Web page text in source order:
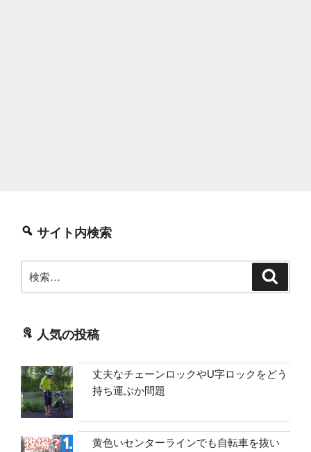
サイト内検索
索:
人気の投稿
丈夫なチェーンロックやU字ロックをどう
持ち運ぶか問題
黄色いセンターラインでも自転車を抜い